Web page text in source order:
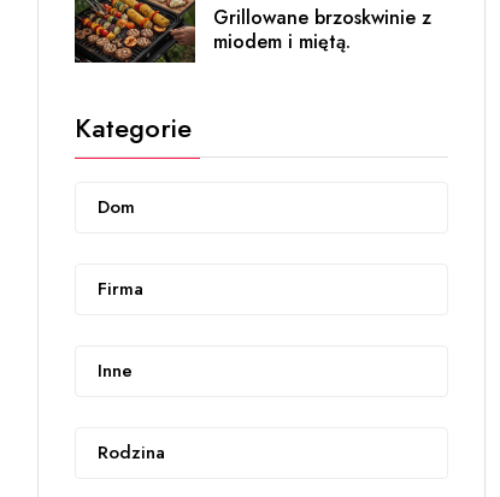
Grillowane brzoskwinie z
miodem i miętą.
Kategorie
Dom
Firma
Inne
Rodzina